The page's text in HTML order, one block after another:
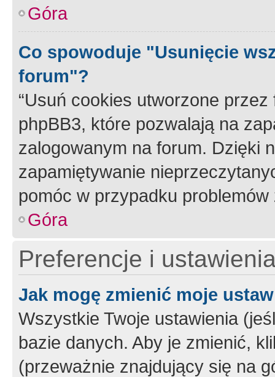
Góra
Co spowoduje "Usunięcie
forum"?
“Usuń cookies utworzone
phpBB3, które pozwalają na
zalogowanym na forum. Dzięki
zapamiętywanie
pomóc w przypadku
Góra
Preferencje i
Jak mogę zmienić moje
Wszystkie Twoje ustawienia
bazie danych. Aby je zmienić,
(przeważnie znajdujący się na